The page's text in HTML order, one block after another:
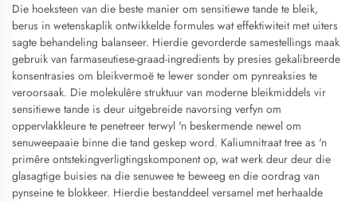
Die hoeksteen van die beste manier om sensitiewe tande te bleik,
berus in wetenskaplik ontwikkelde formules wat effektiwiteit met uiters
sagte behandeling balanseer. Hierdie gevorderde samestellings maak
gebruik van farmaseutiese-graad-ingredients by presies gekalibreerde
konsentrasies om bleikvermoë te lewer sonder om pynreaksies te
veroorsaak. Die molekulêre struktuur van moderne bleikmiddels vir
sensitiewe tande is deur uitgebreide navorsing verfyn om
oppervlakkleure te penetreer terwyl 'n beskermende newel om
senuweepaaie binne die tand geskep word. Kaliumnitraat tree as 'n
primêre ontstekingverligtingskomponent op, wat werk deur deur die
glasagtige buisies na die senuwee te beweeg en die oordrag van
pynseine te blokkeer. Hierdie bestanddeel versamel met herhaalde